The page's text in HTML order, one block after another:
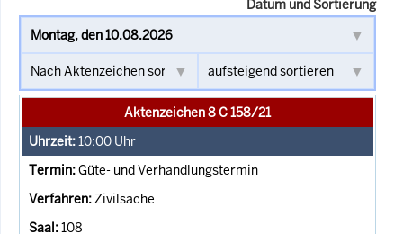
Datum und Sortierung
Aktenzeichen 8 C 158/21
10:00 Uhr
Güte- und Verhandlungstermin
Zivilsache
108